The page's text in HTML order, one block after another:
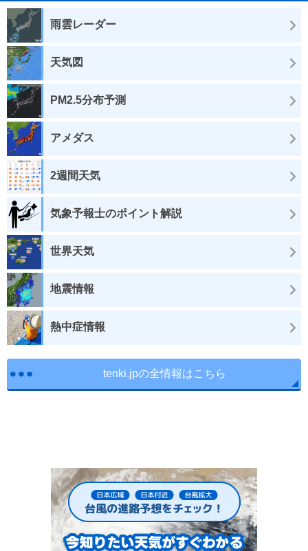
雨雲レーダー
天気図
PM2.5分布予測
アメダス
2週間天気
気象予報士のポイント解説
世界天気
地震情報
熱中症情報
tenki.jpの全情報はこちら